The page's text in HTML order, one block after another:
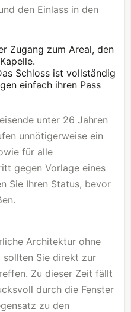
den Einlass in den
Zugang zum Areal, den
Schloss ist vollständig
einfach ihren Pass
unter 26 Jahren
unnötigerweise ein
für alle
gegen Vorlage eines
Sie Ihren Status, bevor
Architektur ohne
sollten Sie direkt zur
Zu dieser Zeit fällt
durch die Fenster
zu den